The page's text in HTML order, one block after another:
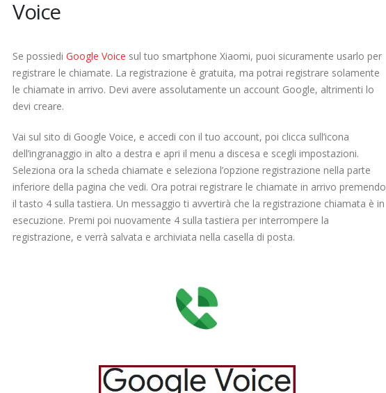
Voice
Se possiedi Google Voice sul tuo smartphone Xiaomi, puoi sicuramente usarlo per
registrare le chiamate. La registrazione è gratuita, ma potrai registrare solamente
le chiamate in arrivo. Devi avere assolutamente un account Google, altrimenti lo
devi creare.
Vai sul sito di Google Voice, e accedi con il tuo account, poi clicca sull’icona
dell’ingranaggio in alto a destra e apri il menu a discesa e scegli impostazioni.
Seleziona ora la scheda chiamate e seleziona l’opzione registrazione nella parte
inferiore della pagina che vedi. Ora potrai registrare le chiamate in arrivo premendo
il tasto 4 sulla tastiera. Un messaggio ti avvertirà che la registrazione chiamata è in
esecuzione. Premi poi nuovamente 4 sulla tastiera per interrompere la
registrazione, e verrà salvata e archiviata nella casella di posta.